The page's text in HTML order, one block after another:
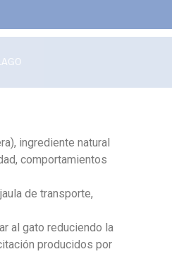
ingrediente natural
comportamientos
de transporte,
al gato reduciendo la
producidos por